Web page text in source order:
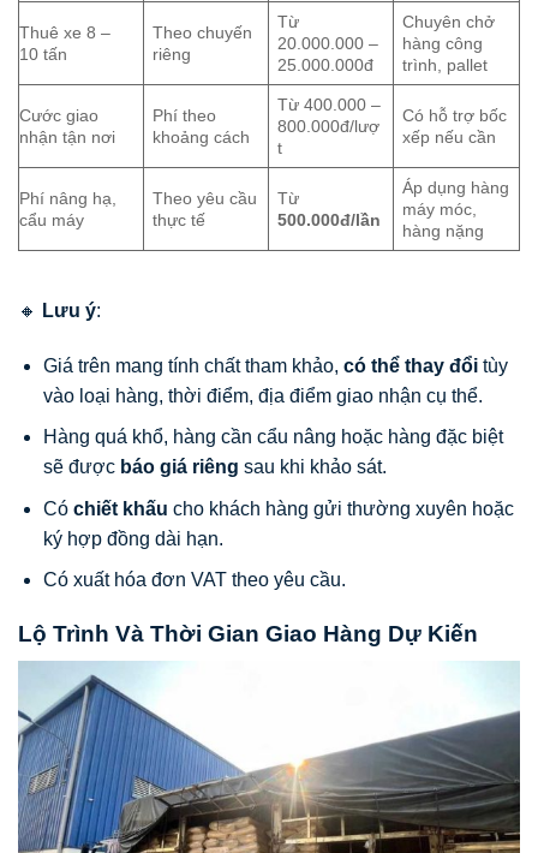
Thuê xe 8 –
10 tấn
Theo chuyến
riêng
Từ
20.000.000 –
25.000.000đ
Chuyên chở
hàng công
trình, pallet
Cước giao
nhận tận nơi
Phí theo
khoảng cách
Từ 400.000 –
800.000đ/lượ
t
Có hỗ trợ bốc
xếp nếu cần
Phí nâng hạ,
cẩu máy
Theo yêu cầu
thực tế
Từ
500.000đ/lần
Áp dụng hàng
máy móc,
hàng nặng
🔸 Lưu ý:
Giá trên mang tính chất tham khảo, có thể thay đổitùy
vào loại hàng, thời điểm, địa điểm giao nhận cụ thể.
Hàng quá khổ, hàng cần cẩu nâng hoặc hàng đặc biệt
sẽ được báo giá riêng sau khi khảo sát.
Có chiết khấu cho khách hàng gửi thường xuyên hoặc
ký hợp đồng dài hạn.
Có xuất hóa đơn VAT theo yêu cầu.
Lộ Trình Và Thời Gian Giao Hàng Dự Kiến